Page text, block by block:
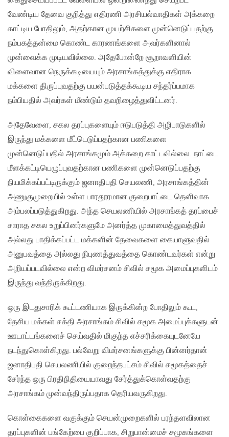
வேண்டிய தேவை குறித்து எதிரணி அரசியல்வாதிகள் அக்கறை
காட்டிய போதிலும், அதற்கான முயற்சிகளை முன்னெடுப்பதற்கு
நம்பகத்தன்மை கொண்ட காரணங்களை அவர்களினால்
முன்வைக்க முடியவில்லை. அதேபோன்றே சூறாவளியின்
விளைவான நெருக்கடியையும் அரசாங்கத்துக்கு எதிராக
மக்களை திருப்புவதற்கு பயன்படுத்தக்கூடிய சந்தர்ப்பமாக
நம்பியதில் அவர்கள் மீண்டும் தவறிழைத்துவிட்டனர்.
அதேவேளை, சகல தரப்புகளையும் ஈடுபடுத்தி அழிபாடுகளில்
இருந்து மக்களை மீட்டெடுப்பதற்கான பணிகளை
முன்னெடுப்பதில் அரசாங்கமும் அக்கறை காட்டவில்லை. நாட்டை
மீளக்கட்டியெழுப்புவதற்கான பணிகளை முன்னெடுப்பதற்கு
நியமிக்கப்பட்டிருக்கும் ஜனாதிபதி செயலணி, அரசாங்கத்தின்
அணுகுமுறையில் உள்ள பாரதூரமான குறைபாட்டை தெளிவாக
அம்பலப்படுத்துகிறது. அந்த செயலணியில் அரசாங்கத் தரப்பைச்
சாராத சகல உறுப்பினர்களுமே அனர்த்த முகாமைத்துவத்தில்
அல்லது பாதிக்கப்பட்ட மக்களின் தேவைகளை கையாளுவதில்
அனுபவத்தை அல்லது நிபுணத்துவத்தை கொண்டவர்கள் என்று
அறியப்படவில்லை என்ற விமர்சனம் சிவில் சமூக அமைப்புகளிடம்
இருந்து வந்திருக்கிறது.
ஒரு இடதுசாரிக் கூட்டணியாக இருக்கின்ற போதிலும் கூட,
தேசிய மக்கள் சக்தி அரசாங்கம் சிவில் சமூக அமைப்புக்களுடன்
ஊடாட்டங்களைச் செய்வதில் மிகுந்த எச்சரிக்கையுடனேயே
நடந்துகொள்கிறது. பல்வேறு விமர்சனங்களுக்கு பின்னர்தான்
ஜனாதிபதி செயலணியில் குறைந்தபட்சம் சிவில் சமூகத்தைச்
சேர்ந்த ஒரு பிரதிநிதியையாவது சேர்த்துக்கொள்வதற்கு
அரசாங்கம் முன்வந்திருப்பதாக தெரியவருகிறது.
கொள்கைகளை வகுக்கும் செயன்முறைகளில் பரந்தளவிலான
தரப்புகளின் பங்கேற்பை குறிப்பாக, சிறுபான்மைச் சமூகங்களை